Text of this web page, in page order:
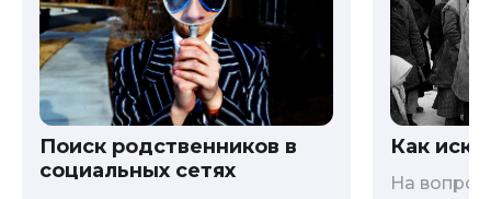
Поиск родственников в
социальных сетях
Как
На вопрос